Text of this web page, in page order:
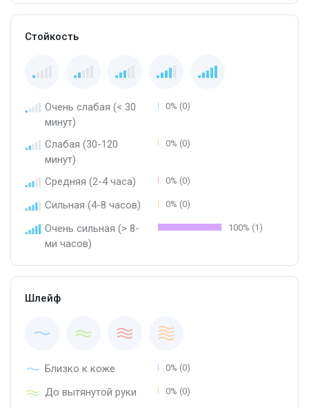
Стойкость
Очень слабая (< 30
минут)
0% (0)
Слабая (30-120
минут)
0% (0)
Средняя (2-4 часа) 0% (0)
Сильная (4-8 часов) 0% (0)
Очень сильная (> 8-
ми часов)
100% (1)
Шлейф
Близко к коже 0% (0)
До вытянутой руки 0% (0)